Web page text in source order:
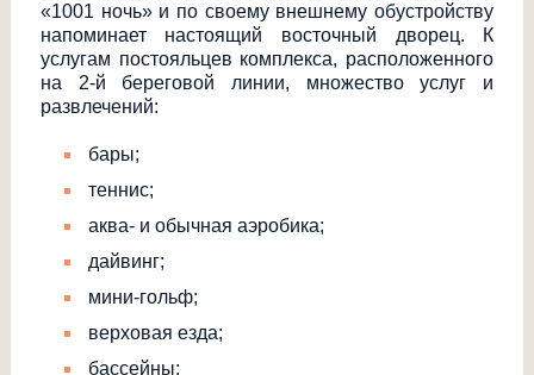
«1001 ночь» и по своему внешнему обустройству
напоминает настоящий восточный дворец. К
услугам постояльцев комплекса, расположенного
на 2-й береговой линии, множество услуг и
развлечений:
бары;
теннис;
аква- и обычная аэробика;
дайвинг;
мини-гольф;
верховая езда;
бассейны;